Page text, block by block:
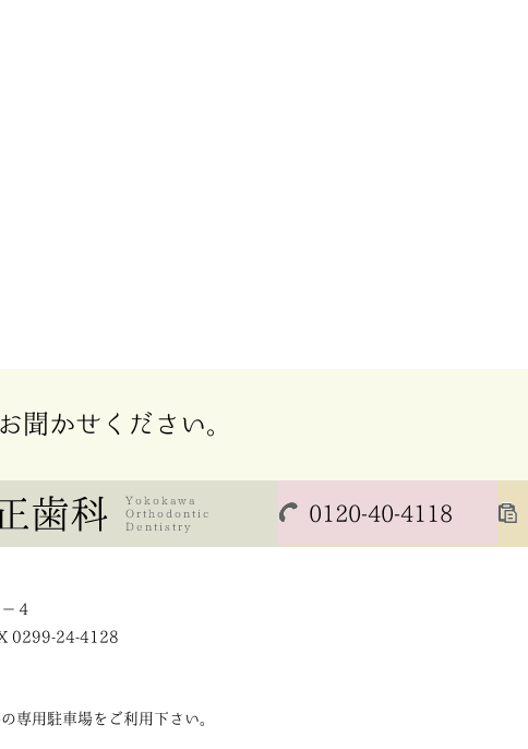
聞かせください。
0120-40-4118
４
0299-24-4128
専用駐車場をご利用下さい。